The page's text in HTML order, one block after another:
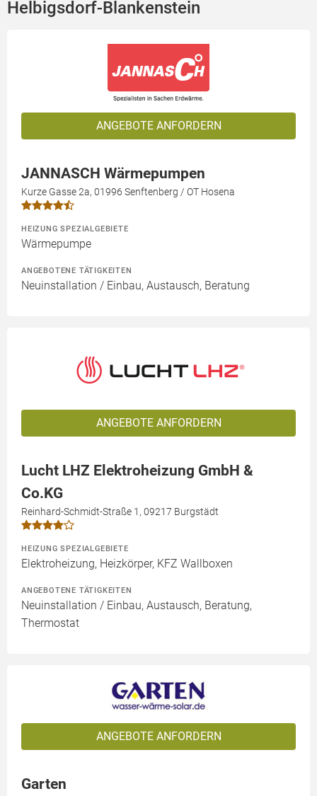
Helbigsdorf-Blankenstein
ANGEBOTE ANFORDERN
JANNASCH Wärmepumpen
Kurze Gasse 2a, 01996 Senftenberg / OT Hosena
HEIZUNG SPEZIALGEBIETE
Wärmepumpe
ANGEBOTENE TÄTIGKEITEN
Neuinstallation / Einbau, Austausch, Beratung
ANGEBOTE ANFORDERN
Lucht LHZ Elektroheizung GmbH &
Co.KG
Reinhard-Schmidt-Straße 1, 09217 Burgstädt
HEIZUNG SPEZIALGEBIETE
Elektroheizung, Heizkörper, KFZ Wallboxen
ANGEBOTENE TÄTIGKEITEN
Neuinstallation / Einbau, Austausch, Beratung,
Thermostat
ANGEBOTE ANFORDERN
Garten